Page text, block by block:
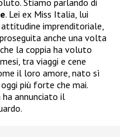
Stiamo parlando di
. Lei ex Miss Italia, lui
imprenditoriale,
anche una volta
la coppia ha voluto
tra viaggi e cene
il loro amore, nato sì
più forte che mai.
annunciato il